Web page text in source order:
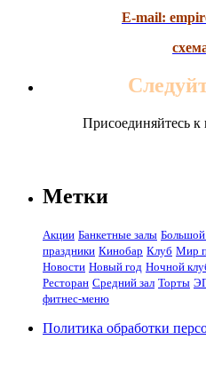
E-mail:
Присоединяйтесь к
Метки
Акции Банкетные залы Большой
праздники Кинобар Клуб Мир
Новости Новый год Ночной
Ресторан Средний зал Торты
фитнес-меню
Политика обработки